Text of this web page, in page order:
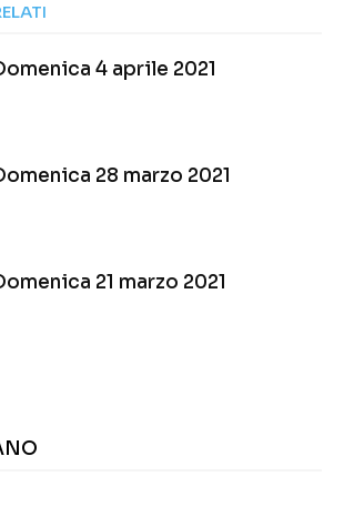
4 aprile 2021
28 marzo 2021
21 marzo 2021